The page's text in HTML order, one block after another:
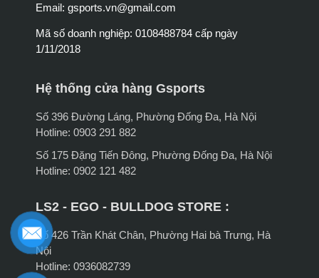
Email: gsports.vn@gmail.com
Mã số doanh nghiệp: 0108488784 cấp ngày
1/11/2018
Hệ thống cửa hàng Gsports
Số 396 Đường Láng, Phường Đống Đa, Hà Nội
Hotline: 0903 291 882
Số 175 Đặng Tiến Đông, Phường Đống Đa, Hà Nội
Hotline: 0902 121 482
LS2 - EGO - BULLDOG STORE :
Số 426 Trần Khát Chân, Phường Hai bà Trưng, Hà
Nội
Hotline: 0936082739